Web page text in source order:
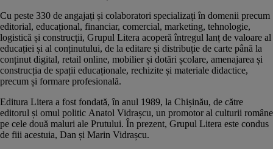
Cu peste 330 de angajați și colaboratori specializați în domenii precum
editorial, educațional, financiar, comercial, marketing, tehnologie,
logistică și construcții, Grupul Litera acoperă întregul lanț de valoare al
educației și al conținutului, de la editare și distribuție de carte până la
conținut digital, retail online, mobilier și dotări școlare, amenajarea și
construcția de spații educaționale, rechizite și materiale didactice,
precum și formare profesională.
Editura Litera a fost fondată, în anul 1989, la Chișinău, de către
editorul și omul politic Anatol Vidrașcu, un promotor al culturii române
pe cele două maluri ale Prutului. În prezent, Grupul Litera este condus
de fiii acestuia, Dan și Marin Vidrașcu.